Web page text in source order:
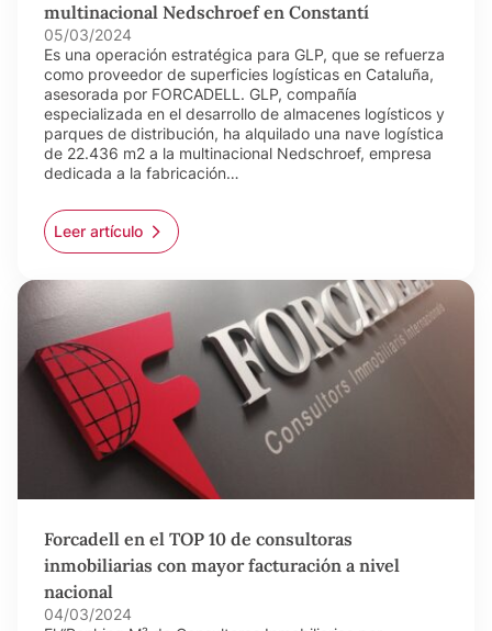
multinacional Nedschroef en Constantí
05/03/2024
Es una operación estratégica para GLP, que se refuerza
como proveedor de superficies logísticas en Cataluña,
asesorada por FORCADELL. GLP, compañía
especializada en el desarrollo de almacenes logísticos y
parques de distribución, ha alquilado una nave logística
de 22.436 m2 a la multinacional Nedschroef, empresa
dedicada a la fabricación…
Leer artículo
Forcadell en el TOP 10 de consultoras
inmobiliarias con mayor facturación a nivel
nacional
04/03/2024